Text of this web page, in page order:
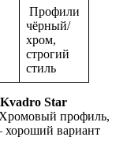
Профили
чёрный/
хром,
строгий
стиль
Star
Хромовый профиль,
хороший вариант